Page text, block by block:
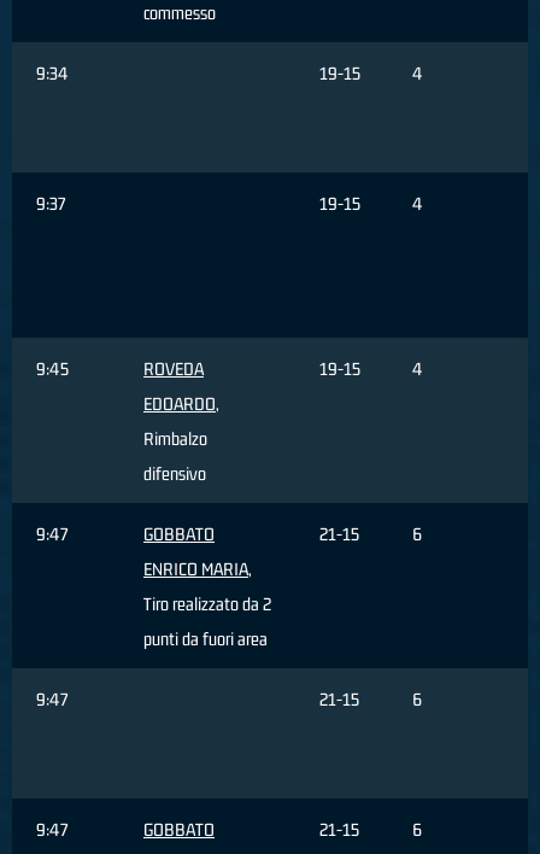
commesso
9:34 19-15 4
9:37 19-15 4
9:45
ROVEDA
EDOARDO,
Rimbalzo
difensivo
19-15 4
9:47
GOBBATO
ENRICO MARIA,
Tiro realizzato da 2
punti da fuori area
21-15 6
9:47 21-15 6
9:47
GOBBATO
21-15 6